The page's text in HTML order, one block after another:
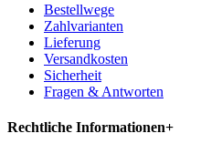
Bestellwege
Zahlvarianten
Lieferung
Versandkosten
Sicherheit
Fragen & Antworten
Rechtliche Informationen+